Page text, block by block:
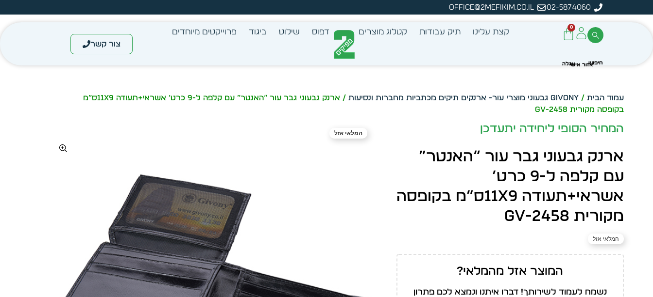
02-5874060
office@2mefikim.co.il
מיידית מתוך מלאי קיים
עצב בעצמך - הכן הדמייה לכל פריט בקלות מחיר מיידי- מותאם לפי כמות
0
קצת עלינו תיק עבודות קטלוג מוצרים דפוס שילוט ביגוד פרוייקטים מיוחדים
צור קשר
עמוד הבית /Givony גבעוני מוצרי עור- ארנקים תיקים מכתביות מחברות ונסיעות
/ ארנק גבעוני גבר עור “האנטר” עם קלפה ל-9 כרט’ אשראי+תעודה 11X9ס”מ
בקופסה מקורית GV-2458
ארנק גבעוני גבר עור “האנטר”
עם קלפה ל-9 כרט’
אשראי+תעודה 11X9ס”מ בקופסה
מקורית GV-2458
המלאי אזל
המוצר אזל מהמלאי?
נשמח לעמוד לשירותך! דברו איתנו ונמצא לכם פתרון
המחיר הסופי ליחידה יתעדכן המלאי אזל